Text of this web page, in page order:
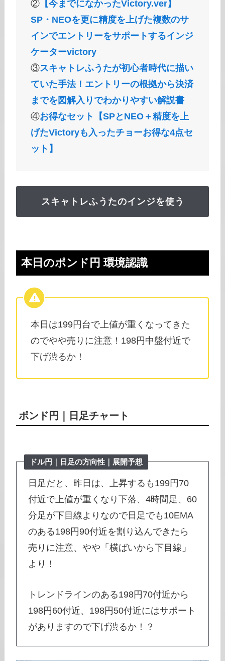
② 【今までになかったVictory.ver】
SP・NEOを更に精度を上げた複数のサ
インでエントリーをサポートするインジ
ケーターvictory
③スキャトレふうたが初心者時代に描い
ていた手法！エントリーの根拠から決済
までを図解入りでわかりやすい解説書
④お得なセット【SPとNEO＋精度を上
げたVictoryも入ったチョーお得な4点セ
ット】
スキャトレふうたのインジを使う
本日のポンド円 環境認識
本日は199円台で上値が重くなってきた
のでやや売りに注意！198円中盤付近で
下げ渋るか！
ポンド円 ｜日足チャート
ドル円｜日足の方向性｜展開予想
日足だと、昨日は、上昇するも199円70
付近で上値が重くなり下落、4時間足、60
分足が下目線よりなので日足でも10EMA
のある198円90付近を割り込んできたら
売りに注意、やや「横ばいから下目線」
より！
トレンドラインのある198円70付近から
198円60付近、198円50付近にはサポート
がありますので下げ渋るか！？